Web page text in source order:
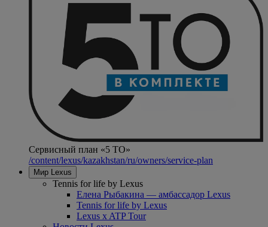
Сервисный план «5 ТО»
/content/lexus/kazakhstan/ru/owners/service-plan
Мир Lexus
Tennis for life by Lexus
Елена Рыбакина — амбассадор Lexus
Tennis for life by Lexus
Lexus x ATP Tour